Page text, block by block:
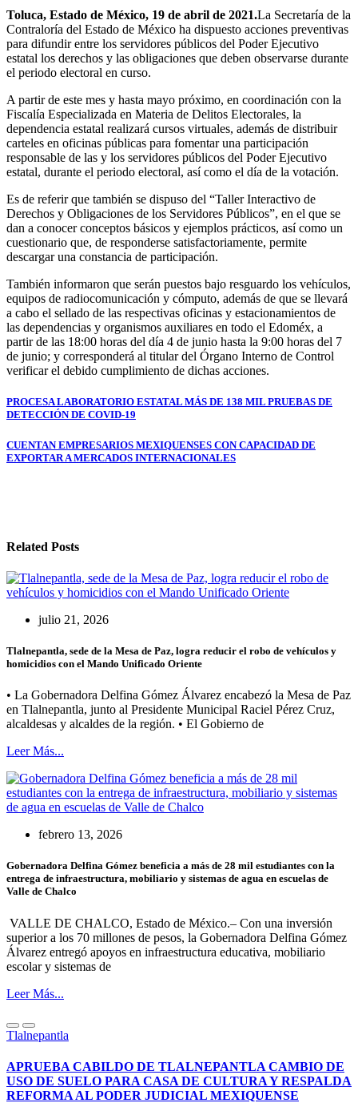
Toluca, Estado de México, 19 de abril de 2021.La Secretaría de la
Contraloría del Estado de México ha dispuesto acciones preventivas
para difundir entre los servidores públicos del Poder Ejecutivo
estatal los derechos y las obligaciones que deben observarse durante
el periodo electoral en curso.
A partir de este mes y hasta mayo próximo, en coordinación con la
Fiscalía Especializada en Materia de Delitos Electorales, la
dependencia estatal realizará cursos virtuales, además de distribuir
carteles en oficinas públicas para fomentar una participación
responsable de las y los servidores públicos del Poder Ejecutivo
estatal, durante el periodo electoral, así como el día de la votación.
Es de referir que también se dispuso del “Taller Interactivo de
Derechos y Obligaciones de los Servidores Públicos”, en el que se
dan a conocer conceptos básicos y ejemplos prácticos, así como un
cuestionario que, de responderse satisfactoriamente, permite
descargar una constancia de participación.
También informaron que serán puestos bajo resguardo los vehículos,
equipos de radiocomunicación y cómputo, además de que se llevará
a cabo el sellado de las respectivas oficinas y estacionamientos de
las dependencias y organismos auxiliares en todo el Edoméx, a
partir de las 18:00 horas del día 4 de junio hasta la 9:00 horas del 7
de junio; y corresponderá al titular del Órgano Interno de Control
verificar el debido cumplimiento de dichas acciones.
Navegación
de
entradas
PROCESA LABORATORIO ESTATAL MÁS DE 138 MIL PRUEBAS DE
DETECCIÓN DE COVID-19
CUENTAN EMPRESARIOS MEXIQUENSES CON CAPACIDAD DE
EXPORTAR A MERCADOS INTERNACIONALES
Related Posts
julio 21, 2026
Tlalnepantla, sede de la Mesa de Paz, logra reducir el robo de vehículos y
homicidios con el Mando Unificado Oriente
• La Gobernadora Delfina Gómez Álvarez encabezó la Mesa de Paz
en Tlalnepantla, junto al Presidente Municipal Raciel Pérez Cruz,
alcaldesas y alcaldes de la región. • El Gobierno de
Leer Más...
febrero 13, 2026
Gobernadora Delfina Gómez beneficia a más de 28 mil estudiantes con la
entrega de infraestructura, mobiliario y sistemas de agua en escuelas de
Valle de Chalco
VALLE DE CHALCO, Estado de México.– Con una inversión
superior a los 70 millones de pesos, la Gobernadora Delfina Gómez
Álvarez entregó apoyos en infraestructura educativa, mobiliario
escolar y sistemas de
Leer Más...
Tlalnepantla
APRUEBA CABILDO DE TLALNEPANTLA CAMBIO DE
USO DE SUELO PARA CASA DE CULTURA Y RESPALDA
REFORMA AL PODER JUDICIAL MEXIQUENSE